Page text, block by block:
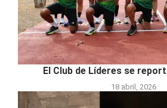
El Club de Líderes se
18 abril, 2026